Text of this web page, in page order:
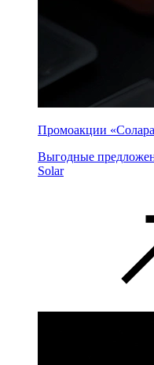
Промоакции
Выгодные
Solar